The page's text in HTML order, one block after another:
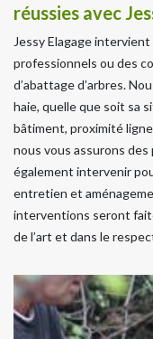
réussies avec
Jessy Elagage
professionnels ou des
d’abattage d’arbres.
haie, quelle que soit sa
bâtiment, proximité
nous vous assurons
également intervenir
entretien et
interventions seront
de l’art et dans le